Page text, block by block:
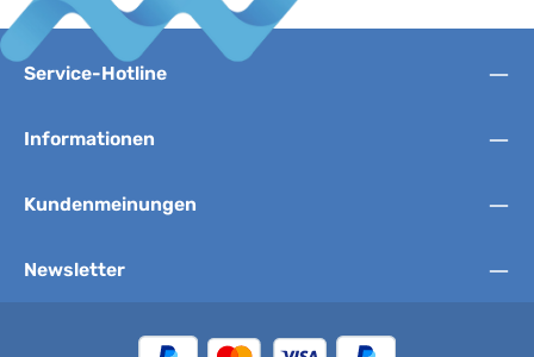
Service-Hotline
Informationen
Kundenmeinungen
Newsletter